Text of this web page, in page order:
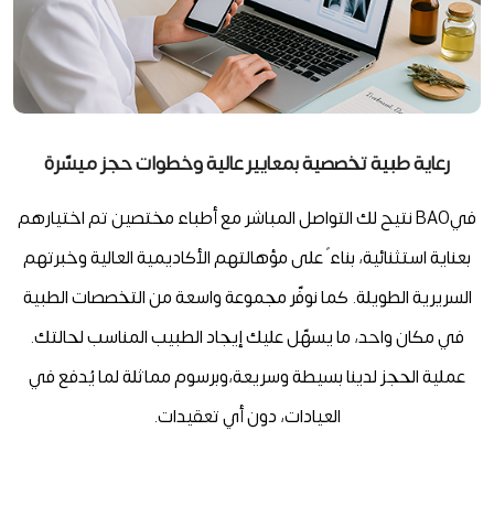
رعاية طبية تخصصية بمعايير عالية وخطوات حجز ميسّرة
فيBAO نتيح لك التواصل المباشر مع أطباء مختصين تم اختيارهم
بعناية استثنائية، بناء ً على مؤهالتهم الأكاديمية العالية وخبرتهم
السريرية الطويلة. كما نوفّر مجموعة واسعة من التخصصات الطبية
في مكان واحد، ما يسهّل عليك إيجاد الطبيب المناسب لحالتك.
عملية الحجز لدينا بسيطة وسريعة،وبرسوم مماثلة لما يُدفع في
العيادات، دون أي تعقيدات.